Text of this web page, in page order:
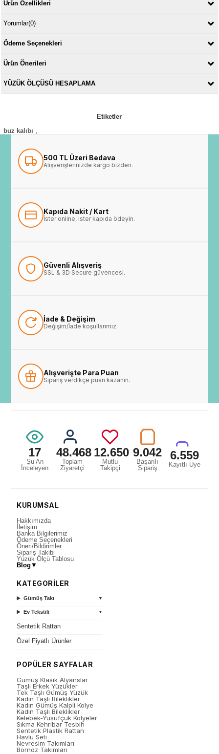
Ürün Özellikleri
Yorumlar(0)
Ödeme Seçenekleri
Ürün Önerileri
YÜZÜK ÖLÇÜSÜ HESAPLAMA
Etiketler
buz kalıbı
500 TL Üzeri Bedava
Alışverişlerinizde kargo bizden.
Kapıda Nakit / Kart
İster online, ister kapıda ödeyin.
Güvenli Alışveriş
SSL & 3D Secure güvencesi.
İade & Değişim
Değişim/İade koşullarımız.
Alışverişte Para Puan
Sipariş verdikçe puan kazanın.
17
Şu An
İnceleyen
48.468
Toplam
Ziyaretçi
12.650
Mutlu
Takipçi
9.042
Başarılı
Sipariş
6.559
Kayıtlı Üye
KURUMSAL
Hakkımızda
İletişim
Banka Bilgilerimiz
Ödeme Seçenekleri
Öneri/Bildirimler
Sipariş Takibi
Yüzük Ölçü Tablosu
Blog ▼
KATEGORİLER
Gümüş Takı ▼
Ev Tekstili ▼
Sentetik Rattan
Özel Fiyatlı Ürünler
POPÜLER SAYFALAR
Gümüş Klasik Alyanslar
Taşlı Erkek Yüzükler
Tek Taşlı Gümüş Yüzük
Kadın Taşlı Bileklikler
Kadın Gümüş Kalpli Kolye
Kadın Taşlı Bileklikler
Kelebek-Yusufçuk Kolyeler
Sıkma Kehribar Tesbih
Sentetik Plastik Rattan
Havlu Seti
Nevresim Takımları
Bornoz Takımları